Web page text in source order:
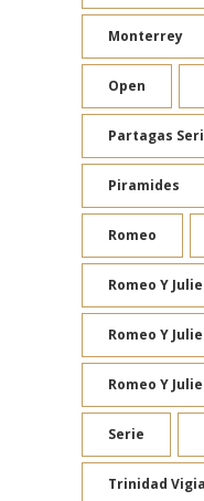
Monterrey
Open
Partagas
Piramides
Romeo
Romeo Y
Romeo Y
Romeo Y
Serie
Trinidad Vigia